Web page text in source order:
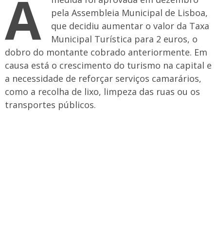
A
pela Assembleia Municipal de Lisboa,
que decidiu aumentar o valor da Taxa
Municipal Turística para 2 euros, o
dobro do montante cobrado anteriormente. Em
causa está o crescimento do turismo na capital e
a necessidade de reforçar serviços camarários,
como a recolha de lixo, limpeza das ruas ou os
transportes públicos.